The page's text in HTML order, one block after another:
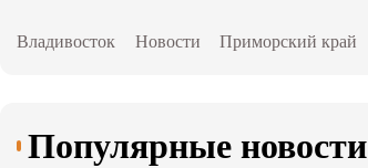
Владивосток Новости Приморский край
Популярные новости